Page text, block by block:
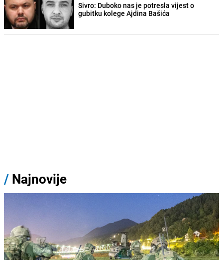
Sivro: Duboko nas je potresla vijest o
gubitku kolege Ajdina Bašića
/ Najnovije